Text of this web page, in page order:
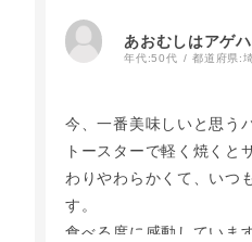
あおむしはアゲ
年代:50代 都道府県:
今、一番美味しいと思う
トースターで軽く焼くと
わりやわらかくて、いつ
す。
食べる度に感動しています